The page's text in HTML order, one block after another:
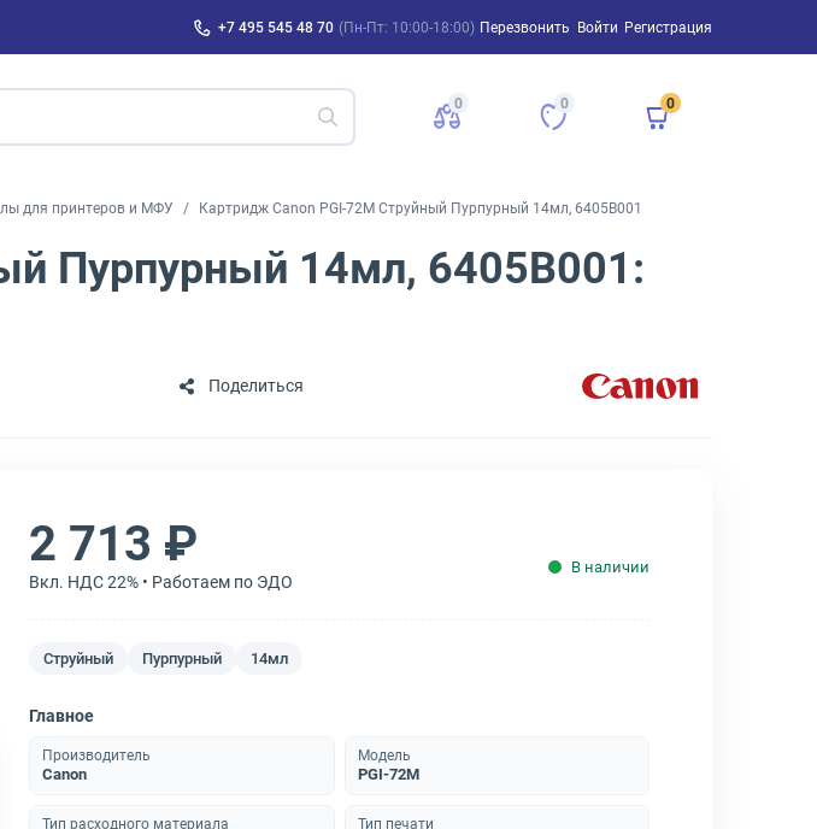
+7 495 545 48 70 (Пн-Пт: 10:00-18:00) Перезвонить Войти Регистрация
0 0 0
для принтеров и МФУ Картридж Canon PGI-72M Струйный Пурпурный 14мл, 6405B001
Пурпурный 14мл, 6405B001:
Поделиться
2 713 ₽
Вкл. НДС 22% • Работаем по ЭДО
В наличии
Струйный Пурпурный 14мл
Главное
Производитель
Canon
Модель
PGI-72M
Тип расходного материала Тип печати